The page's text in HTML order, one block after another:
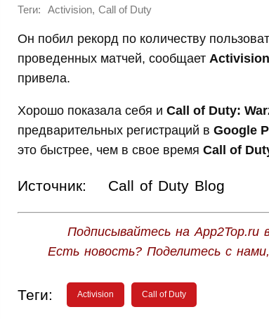
Теги: Activision, Call of Duty
Он побил рекорд по количеству
проведенных матчей, сообщает Activision
привела.
Хорошо показала себя и Call of Duty:
предварительных регистраций в Google
это быстрее, чем в свое время Call of
Источник: Call of Duty Blog
Подписывайтесь на App2Top.ru
Есть новость? Поделитесь с
Теги: Activision Call of Duty